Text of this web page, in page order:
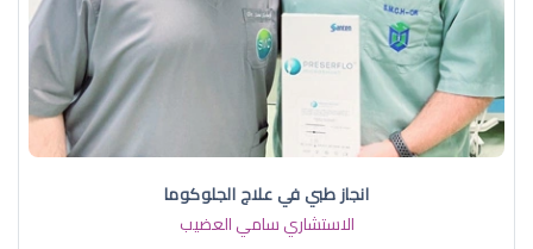
انجاز طبي في علاج الجلوكوما
الاستشاري سامي العضيب